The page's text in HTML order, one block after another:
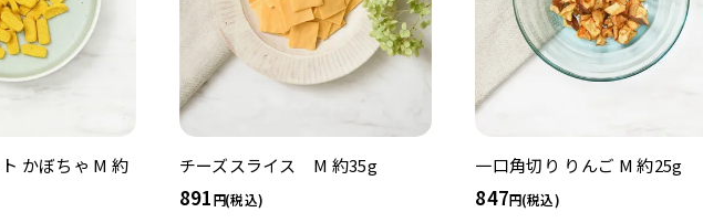
かぼちゃ M 約
チーズスライス M 約35g
891 (税込)
一口角切り りんご M 約25g
847 (税込)